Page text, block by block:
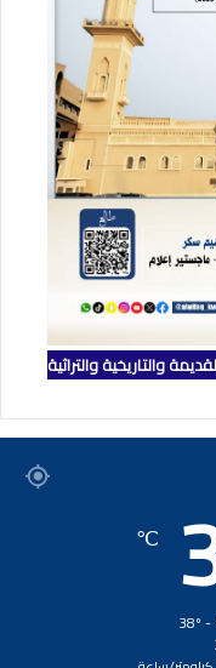
والتاريخية والتراثية
℃